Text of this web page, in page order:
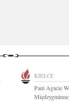
KIELCE
Pani Agacie